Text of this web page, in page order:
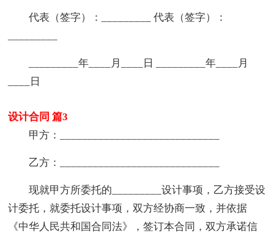
代表（签字）：_________ 代表（签字）：
_________年____月____日 _________年____月
____日
设计合同 篇3
甲方：_____________________________
乙方：_____________________________
现就甲方所委托的_________设计事项，乙方接受设
计委托，就委托设计事项，双方经协商一致，并依据
《中华人民共和国合同法》，签订本合同，双方承诺信